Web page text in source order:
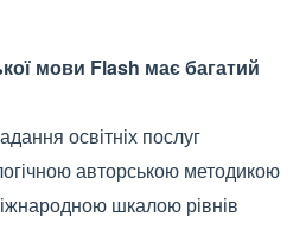
мови Flash має багатий
освітніх послуг
авторською методикою
шкалою рівнів